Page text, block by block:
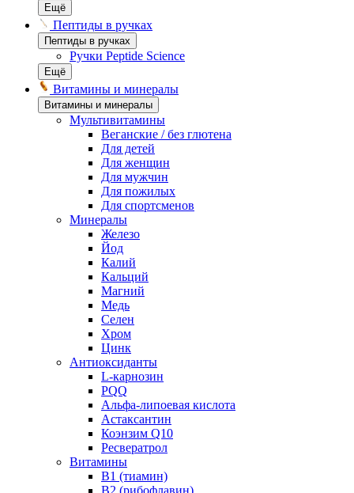
Ещё
Пептиды в ручках
Пептиды в ручках
Ручки Peptide Science
Ещё
Витамины и минералы
Витамины и минералы
Мультивитамины
Веганские / без глютена
Для детей
Для женщин
Для мужчин
Для пожилых
Для спортсменов
Минералы
Железо
Йод
Калий
Кальций
Магний
Медь
Селен
Хром
Цинк
Антиоксиданты
L-карнозин
PQQ
Альфа-липоевая кислота
Астаксантин
Коэнзим Q10
Ресвератрол
Витамины
B1 (тиамин)